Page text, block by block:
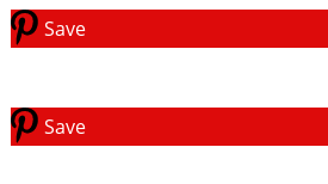
Save
Save